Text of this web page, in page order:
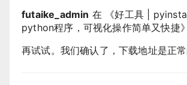
futaike_admin 在 《好工具 |
python程序，可视化操作简单又快捷
再试试。我们确认了，下载地址是正常